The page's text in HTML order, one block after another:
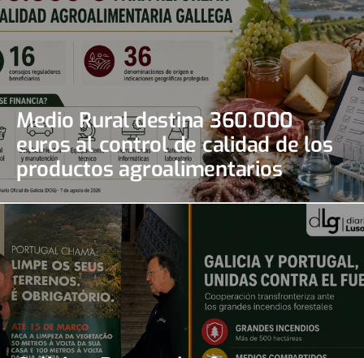
Medio Rural destina 360.000
euros al control de calidad de los
productos agroalimentarios
gallegos